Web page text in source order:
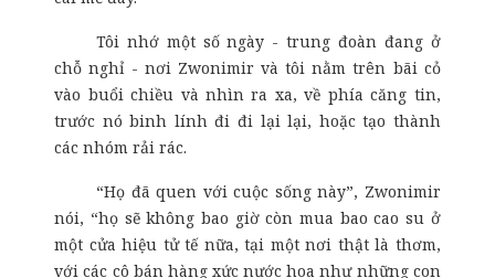
Tôi nhớ một số ngày - trung đoàn đang ở
chỗ nghỉ - nơi Zwonimir và tôi nằm trên bãi cỏ
vào buổi chiều và nhìn ra xa, về phía căng tin,
trước nó binh lính đi đi lại lại, hoặc tạo thành
các nhóm rải rác.
“Họ đã quen với cuộc sống này”, Zwonimir
nói, “họ sẽ không bao giờ còn mua bao cao su ở
một cửa hiệu tử tế nữa, tại một nơi thật là thơm,
với các cô bán hàng xức nước hoa như những con